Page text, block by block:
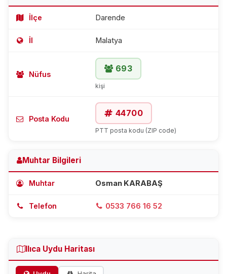
İlçe Darende
İl Malatya
Nüfus
693
kişi
Posta Kodu
44700
PTT posta kodu (ZIP code)
Muhtar Bilgileri
Muhtar Osman KARABAŞ
Telefon 0533 766 16 52
Ilıca Uydu Haritası